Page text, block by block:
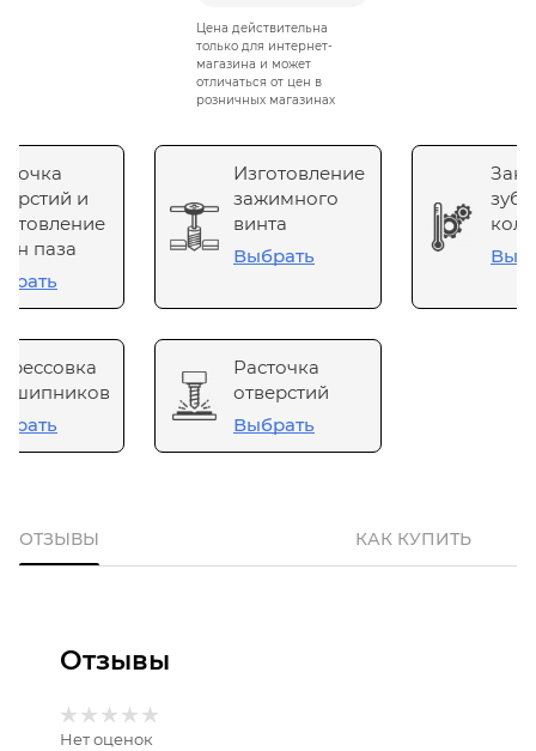
Цена действительна
только для интернет-
магазина и может
отличаться от цен в
розничных магазинах
и
паза
Изготовление
зажимного
винта
Выбрать
Расточка
отверстий
Выбрать
ОТЗЫВЫ КАК КУПИТЬ
Отзывы
Нет оценок